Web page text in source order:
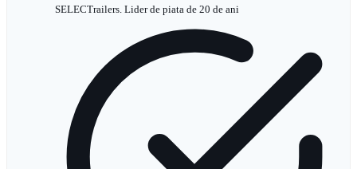
SELECTrailers. Lider de piata de 20 de ani